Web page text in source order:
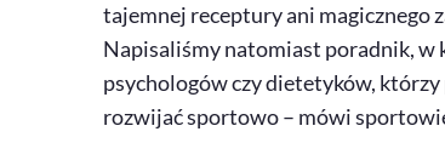
tajemnej receptury ani magicznego
Napisaliśmy natomiast poradnik, w
psychologów czy dietetyków,
rozwijać sportowo – mówi